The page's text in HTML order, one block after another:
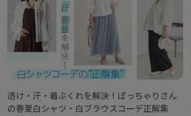
透け・汗・着ぶくれを解決！ぽっちゃりさん
の春夏白シャツ・白ブラウスコーデ正解集